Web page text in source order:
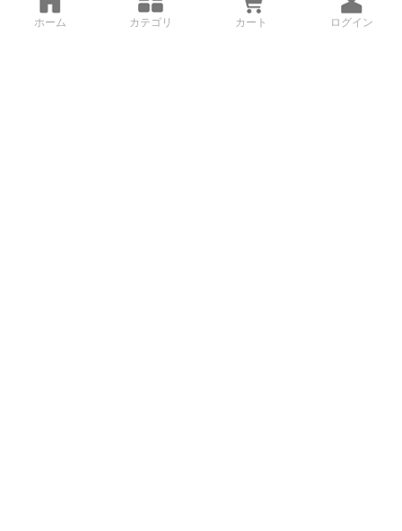
ホーム カテゴリ カート ログイン